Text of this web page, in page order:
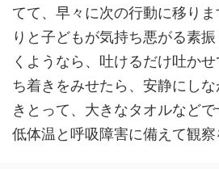
てて、早々に次の行動に移り
りと子どもが気持ち悪がる素
くようなら、吐けるだけ吐か
ち着きをみせたら、安静にし
きとって、大きなタオルなどで
低体温と呼吸障害に備えて観察